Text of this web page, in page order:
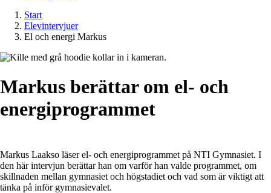
Start
Elevintervjuer
El och energi Markus
Markus berättar om el- och
energiprogrammet
Markus Laakso läser el- och energiprogrammet på NTI Gymnasiet. I
den här intervjun berättar han om varför han valde programmet, om
skillnaden mellan gymnasiet och högstadiet och vad som är viktigt att
tänka på inför gymnasievalet.